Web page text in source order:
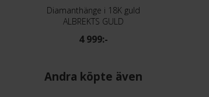
Diamanthänge i 18K guld
ALBREKTS GULD
4 999:-
Andra köpte även